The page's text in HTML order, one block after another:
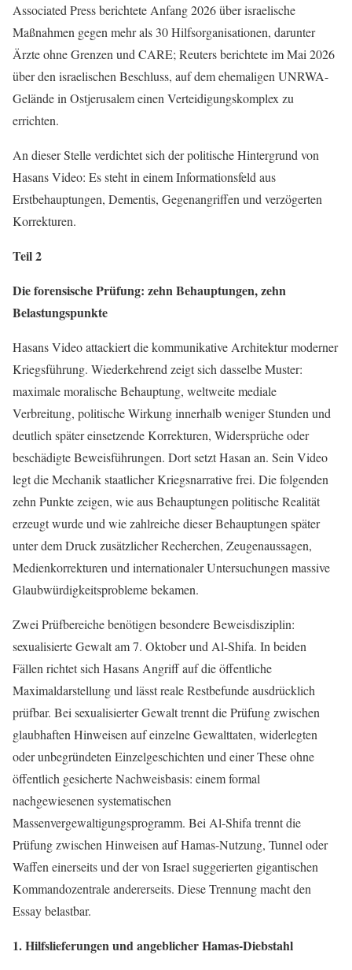
Associated Press berichtete Anfang 2026 über israelische
Maßnahmen gegen mehr als 30 Hilfsorganisationen, darunter
Ärzte ohne Grenzen und CARE; Reuters berichtete im Mai 2026
über den israelischen Beschluss, auf dem ehemaligen UNRWA-
Gelände in Ostjerusalem einen Verteidigungskomplex zu
errichten.
An dieser Stelle verdichtet sich der politische Hintergrund von
Hasans Video: Es steht in einem Informationsfeld aus
Erstbehauptungen, Dementis, Gegenangriffen und verzögerten
Korrekturen.
Teil 2
Die forensische Prüfung: zehn Behauptungen, zehn
Belastungspunkte
Hasans Video attackiert die kommunikative Architektur moderner
Kriegsführung. Wiederkehrend zeigt sich dasselbe Muster:
maximale moralische Behauptung, weltweite mediale
Verbreitung, politische Wirkung innerhalb weniger Stunden und
deutlich später einsetzende Korrekturen, Widersprüche oder
beschädigte Beweisführungen. Dort setzt Hasan an. Sein Video
legt die Mechanik staatlicher Kriegsnarrative frei. Die folgenden
zehn Punkte zeigen, wie aus Behauptungen politische Realität
erzeugt wurde und wie zahlreiche dieser Behauptungen später
unter dem Druck zusätzlicher Recherchen, Zeugenaussagen,
Medienkorrekturen und internationaler Untersuchungen massive
Glaubwürdigkeitsprobleme bekamen.
Zwei Prüfbereiche benötigen besondere Beweisdisziplin:
sexualisierte Gewalt am 7. Oktober und Al-Shifa. In beiden
Fällen richtet sich Hasans Angriff auf die öffentliche
Maximaldarstellung und lässt reale Restbefunde ausdrücklich
prüfbar. Bei sexualisierter Gewalt trennt die Prüfung zwischen
glaubhaften Hinweisen auf einzelne Gewalttaten, widerlegten
oder unbegründeten Einzelgeschichten und einer These ohne
öffentlich gesicherte Nachweisbasis: einem formal
nachgewiesenen systematischen
Massenvergewaltigungsprogramm. Bei Al-Shifa trennt die
Prüfung zwischen Hinweisen auf Hamas-Nutzung, Tunnel oder
Waffen einerseits und der von Israel suggerierten gigantischen
Kommandozentrale andererseits. Diese Trennung macht den
Essay belastbar.
1. Hilfslieferungen und angeblicher Hamas-Diebstahl